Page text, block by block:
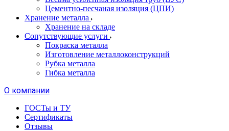
Цементно-песчаная изоляция (ЦПИ)
Хранение металла
Хранение на складе
Сопутствующие услуги
Покраска металла
Изготовление металлоконструкций
Рубка металла
Гибка металла
О компании
ГОСТы и ТУ
Сертификаты
Отзывы